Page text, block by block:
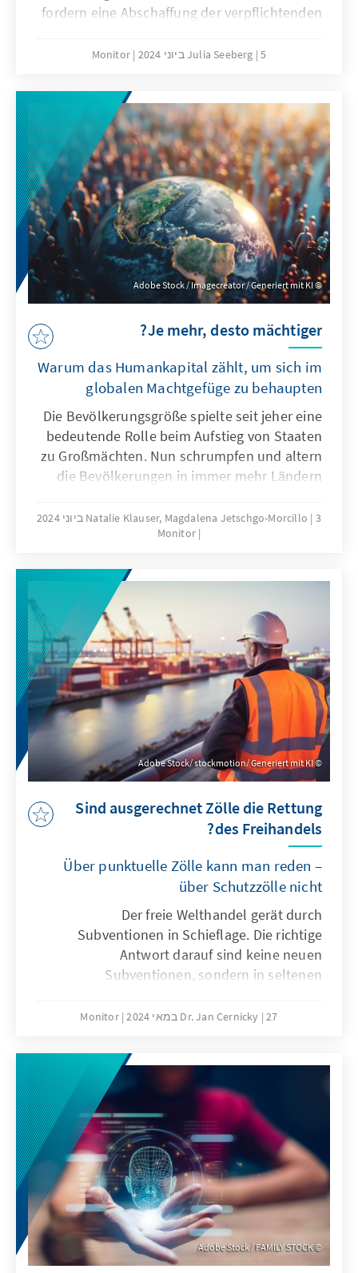
fordern eine Abschaffung der verpflichtenden
aktuelle Regelung und die Erfahrung von
Pflichtberatung der beste Weg ist, um der
ethischen, rechtlichen und psychosozialen
Dimension dieses Konflikts gerecht zu
werden.
Julia Seeberg 5 ביוני 2024 Monitor
Adobe Stock / Imagecreator / Generiert mit KI
Je mehr, desto mächtiger?
Warum das Humankapital zählt, um sich im
globalen Machtgefüge zu behaupten
Die Bevölkerungsgröße spielte seit jeher eine
bedeutende Rolle beim Aufstieg von Staaten
zu Großmächten. Nun schrumpfen und altern
die Bevölkerungen in immer mehr Ländern
auf der globalen Bühne vorgezeichnet, und
geht ein Bevölkerungswachstum mit einer
Die Betrachtung von wirtschaftlichen,
sicherheitspolitischen und gesellschaftlichen
Faktoren in Groß- und Mittelmächten gibt
Aufschluss über die Zusammenhänge
zwischen demografischem Wandel,
nationalen Strategien und der globalen
Machtstruktur.
Natalie Klauser, Magdalena Jetschgo-Morcillo
3 ביוני 2024
Monitor
Adobe Stock/ stockmotion/ Generiert mit KI
Sind ausgerechnet Zölle die Rettung
des Freihandels?
Über punktuelle Zölle kann man reden –
über Schutzzölle nicht
Der freie Welthandel gerät durch
Subventionen in Schieflage. Die richtige
Antwort darauf sind keine neuen
Subventionen, sondern in seltenen
Sorge vor den Auswirkungen wirtschaftlicher
offenen Welthandels zunehmend in den
Hintergrund. Es mag Situationen geben, in
denen handelspolitische Abhängigkeiten –
etwa bei Seltenen Erden – durch staatliche
Eingriffe abgemildert werden können.
Subventionen zum Aufbau eigener
Produktionskapazitäten sind deutlich
ineffizienter, teurer und untergraben das
Marktprinzip.
Dr. Jan Cernicky 27 במאי 2024 Monitor
Adobe Stock / FAMILY STOCK